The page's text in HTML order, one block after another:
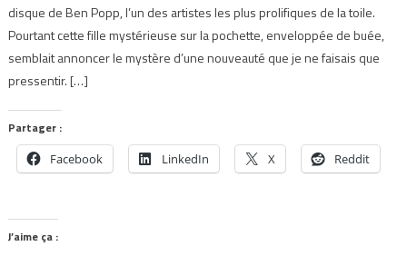
disque de Ben Popp, l’un des artistes les plus prolifiques de la toile.
Pourtant cette fille mystérieuse sur la pochette, enveloppée de buée,
semblait annoncer le mystère d’une nouveauté que je ne faisais que
pressentir. […]
Partager :
Facebook LinkedIn X Reddit
J’aime ça :